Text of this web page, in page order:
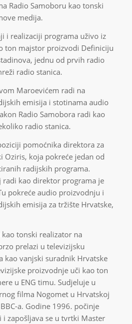
Radio Samoboru kao tonski
medija.
i realizaciji programa uživo iz
ton majstor proizvodi Definiciju
jednu od prvih radio
radio stanica.
Maroevićem radi na
emisija i stotinama audio
Radio Samobora radi kao
radio stanica.
pomoćnika direktora za
Oziris, koja pokreće jedan od
radijskih programa.
radi kao direktor programa je
pokreće audio proizvodnju i
emisija za tržište Hrvatske,
tonski realizator na
prelazi u televizijsku
kao vanjski suradnik Hrvatske
proizvodnje uči kao ton
u ENG timu. Sudjeluje u
filma Nogomet u Hrvatskoj
a. Godine 1996. počinje
zapošljava se u tvrtki Master